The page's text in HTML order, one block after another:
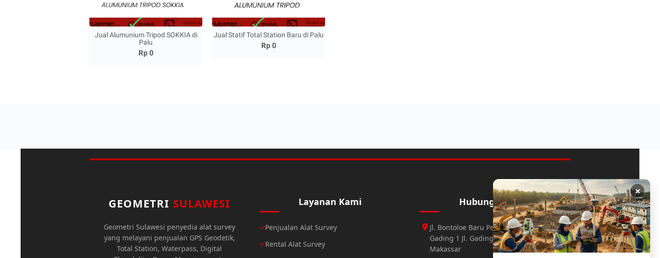
Jual Alumunium Tripod SOKKIA di
Palu
Rp 0
Jual Statif Total Station Baru di Palu
Rp 0
×
GEOMETRI SULAWESI
Geometri Sulawesi penyedia alat survey
yang melayani penjualan GPS Geodetik,
Total Station, Waterpass, Digital
Layanan Kami
Penjualan Alat Survey
Rental Alat Survey
Hubungi Kami
Jl. Bontoloe Baru Perumahan Mutiara
Gading 1 Jl. Gading 3 No.25 Daya,
Makassar